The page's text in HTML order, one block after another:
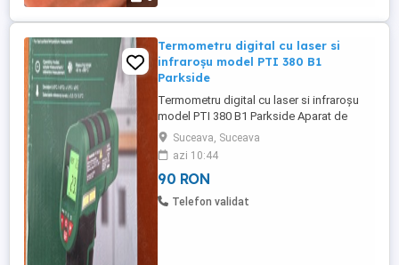
Termometru digital cu laser si
infraroșu model PTI 380 B1
Parkside
Termometru digital cu laser si infraroșu
model PTI 380 B1 Parkside Aparat de
măsurare a temperaturii model PTI 380 B1
Parkside Contor de temperatură
Termometru Pistol de temperatură
Caracteristica special - Fără contact
Interval de vârstă Adult Tehnologia de
Suceava, Suceava
azi 10:44
90 RON
Telefon validat